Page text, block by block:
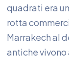
quadrati era
rotta
Marrakech al
antiche